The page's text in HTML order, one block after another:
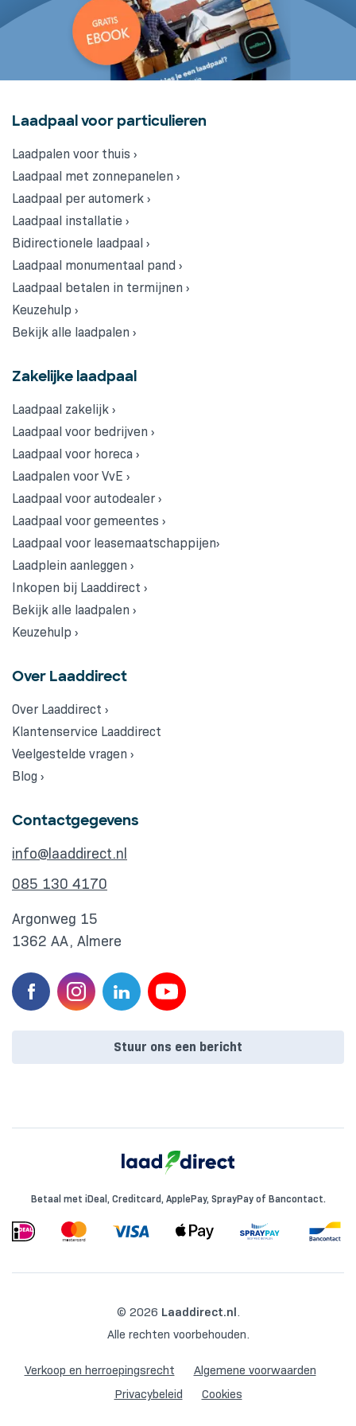
Laadpaal voor particulieren
Laadpalen voor thuis ›
Laadpaal met zonnepanelen ›
Laadpaal per automerk ›
Laadpaal installatie ›
Bidirectionele laadpaal ›
Laadpaal monumentaal pand ›
Laadpaal betalen in termijnen ›
Keuzehulp ›
Bekijk alle laadpalen ›
Zakelijke laadpaal
Laadpaal zakelijk ›
Laadpaal voor bedrijven ›
Laadpaal voor horeca ›
Laadpalen voor VvE ›
Laadpaal voor autodealer ›
Laadpaal voor gemeentes ›
Laadpaal voor leasemaatschappijen›
Laadplein aanleggen ›
Inkopen bij Laaddirect ›
Bekijk alle laadpalen ›
Keuzehulp ›
Over Laaddirect
Over Laaddirect ›
Klantenservice Laaddirect
Veelgestelde vragen ›
Blog ›
Contactgegevens
info@laaddirect.nl
085 130 4170
Argonweg 15
1362 AA, Almere
Stuur ons een bericht
Betaal met iDeal, Creditcard, ApplePay, SprayPay of Bancontact.
© 2026 Laaddirect.nl.
Alle rechten voorbehouden.
Verkoop en herroepingsrecht
Algemene voorwaarden
Privacybeleid
Cookies